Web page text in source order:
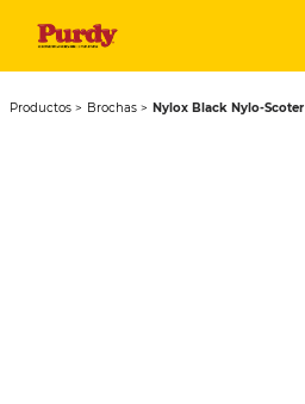
Productos Brochas Nylox Black Nylo-Scoter